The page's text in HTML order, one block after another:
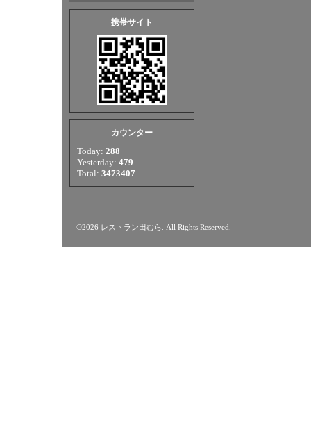
携帯サイト
カウンター
Today: 288
Yesterday: 479
Total: 3473407
©2026 レストラン田むら . All Rights Reserved.